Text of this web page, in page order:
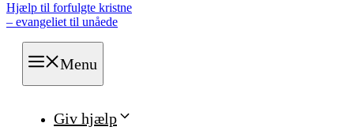
Hjælp til forfulgte kristne
– evangeliet til unåede
Menu
Giv hjælp